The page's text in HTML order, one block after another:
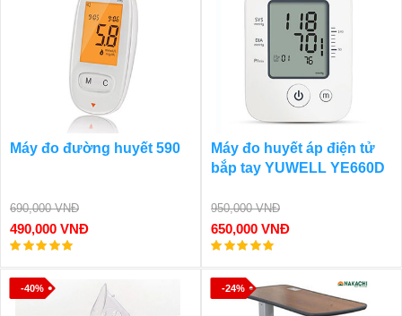
Máy đo đường huyết 590
690,000 VNĐ
490,000 VNĐ
Máy đo huyết áp điện tử
bắp tay YUWELL YE660D
950,000 VNĐ
650,000 VNĐ
-40% -24%